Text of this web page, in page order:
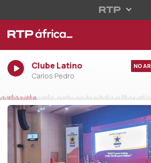
Clube Latino
Carlos Pedro
NO AR